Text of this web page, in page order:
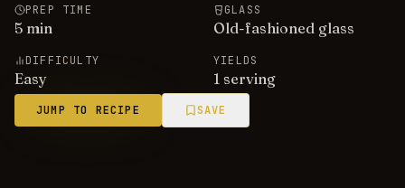
PREP TIME
5 min
GLASS
Old-fashioned glass
DIFFICULTY
Easy
YIELDS
1 serving
JUMP TO RECIPE SAVE